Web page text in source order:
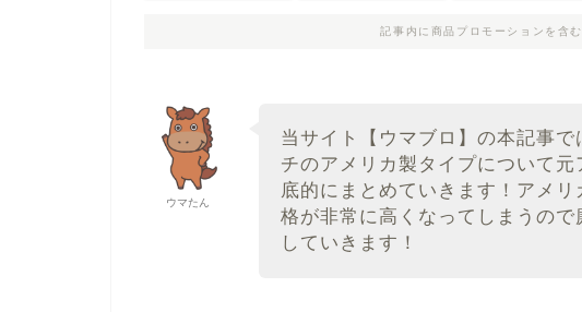
記事内に商品プロモーションを含
ウマたん
当サイト【ウマブロ】の本記事で
チのアメリカ製タイプについて元
底的にまとめていきます！アメリ
格が非常に高くなってしまうので
していきます！